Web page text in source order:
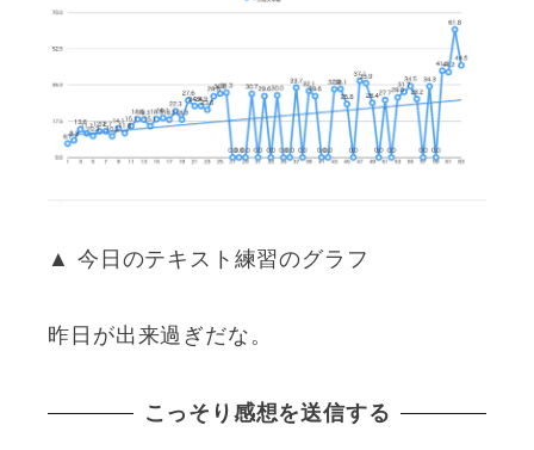
▲ 今日のテキスト練習のグラフ
昨日が出来過ぎだな。
こっそり感想を送信する